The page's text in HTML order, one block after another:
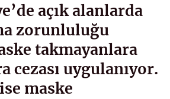
açık alanlarda
zorunluluğu
takmayanlara
cezası uygulanıyor.
maske